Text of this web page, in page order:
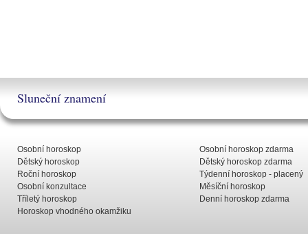
Sluneční znamení
Osobní horoskop
Dětský horoskop
Roční horoskop
Osobní konzultace
Tříletý horoskop
Horoskop vhodného okamžiku
Osobní horoskop zdarma
Dětský horoskop zdarma
Týdenní horoskop - placený
Měsíční horoskop
Denní horoskop zdarma